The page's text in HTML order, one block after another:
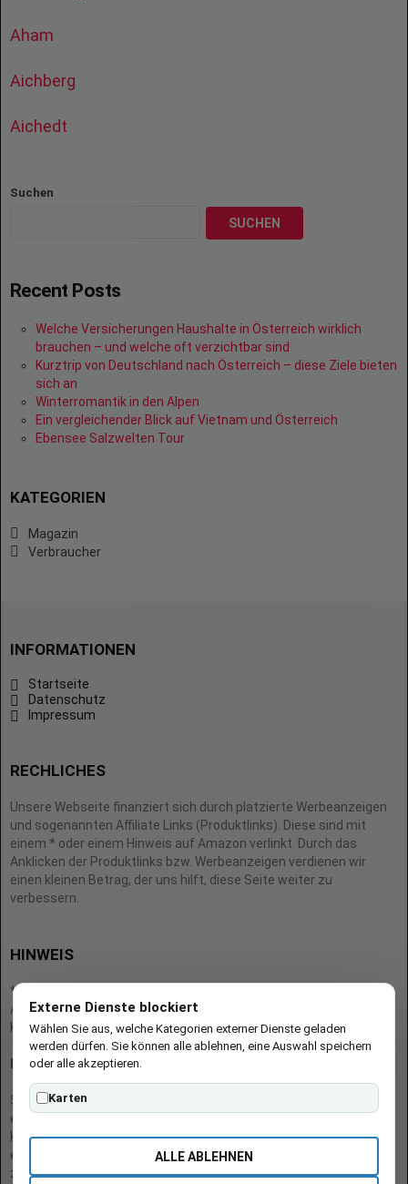
Aham
Aichberg
Aichedt
Suchen
SUCHEN
Recent Posts
Welche Versicherungen Haushalte in Österreich wirklich
brauchen – und welche oft verzichtbar sind
Kurztrip von Deutschland nach Österreich – diese Ziele bieten
sich an
Winterromantik in den Alpen
Ein vergleichender Blick auf Vietnam und Österreich
Ebensee Salzwelten Tour
KATEGORIEN
Magazin
Verbraucher
INFORMATIONEN
Startseite
Datenschutz
Impressum
RECHLICHES
Unsere Webseite finanziert sich durch platzierte Werbeanzeigen
und sogenannten Affiliate Links (Produktlinks). Diese sind mit
einem * oder einem Hinweis auf Amazon verlinkt. Durch das
Anklicken der Produktlinks bzw. Werbeanzeigen verdienen wir
einen kleinen Betrag, der uns hilft, diese Seite weiter zu
verbessern.
HINWEIS
* = Afilliate-Link (=Werbung)
Als Amazon-Partner verdient der Seitenbetreiber an qualifizierten
Käufen.
Hinweis zu Preisen und Verfügbarkeiten
Sofern Produktpreise und Verfügbarkeiten angezeigt werden,
entsprechen diese dem angegebenen Stand (Datum/Uhrzeit) und
können sich auf der verlinkten Seite jederzeit ändern. Für den Kauf
eines Produkts gelten die Angaben zu Preis und Verfügbarkeit, die
zum Kaufzeitpunkt [auf der/den maßgeblichen Amazon-
Externe Dienste blockiert
Wählen Sie aus, welche Kategorien externer Dienste geladen
werden dürfen. Sie können alle ablehnen, eine Auswahl speichern
oder alle akzeptieren.
Karten
ALLE ABLEHNEN